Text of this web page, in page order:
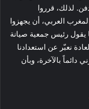
لذلك، قرروا
العربي، أن يجهزوا
رئيس جمعية صيانة
نعبّر عن استعدادنا
بالآخرة، وبأن